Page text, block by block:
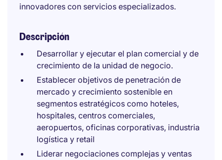
innovadores con servicios especializados.
Descripción
Desarrollar y ejecutar el plan comercial y de
crecimiento de la unidad de negocio.
Establecer objetivos de penetración de
mercado y crecimiento sostenible en
segmentos estratégicos como hoteles,
hospitales, centros comerciales,
aeropuertos, oficinas corporativas, industria
logística y retail
Liderar negociaciones complejas y ventas